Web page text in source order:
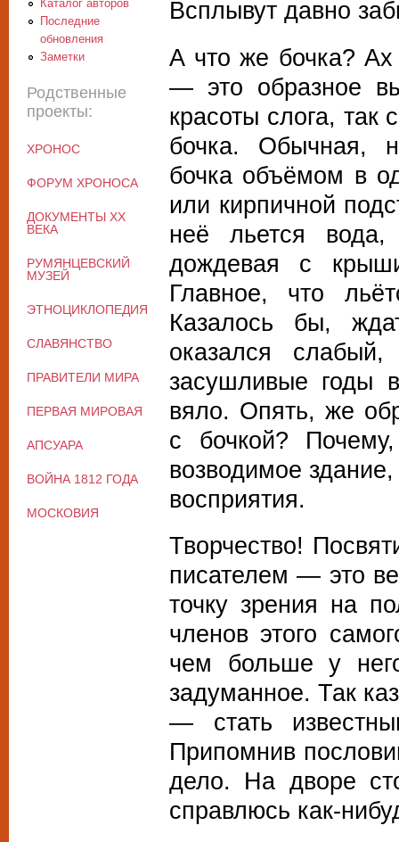
Всплывут давно
А что же бочка? Ах
— это образное
красоты слога, так
бочка. Обычная,
бочка объёмом в
или кирпичной
неё льется вода,
дождевая с
Главное, что
Казалось бы,
оказался
засушливые годы
вяло. Опять, же
с бочкой?
возводимое
восприятия.
Творчество!
писателем — это
точку зрения на
членов этого
чем больше у
задуманное. Так
— стать
Припомнив
дело. На дворе
справлюсь как-
Каталог авторов
Последние
обновления
Заметки
Родственные
проекты:
ХРОНОС
ФОРУМ ХРОНОСА
ДОКУМЕНТЫ XX
ВЕКА
РУМЯНЦЕВСКИЙ
МУЗЕЙ
ЭТНОЦИКЛОПЕДИЯ
СЛАВЯНСТВО
ПРАВИТЕЛИ МИРА
ПЕРВАЯ МИРОВАЯ
АПСУАРА
ВОЙНА 1812 ГОДА
МОСКОВИЯ